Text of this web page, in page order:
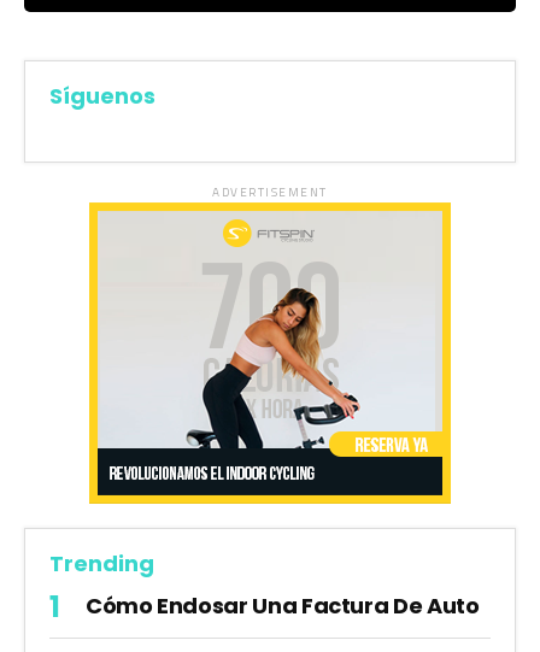
Síguenos
ADVERTISEMENT
Trending
Cómo Endosar Una Factura De Auto